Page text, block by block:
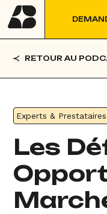
RETOUR AU
Experts & Prestataires
Les